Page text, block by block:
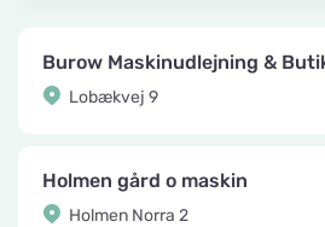
Burow Maskinudlejning &
Lobækvej 9
Holmen gård o maskin
Holmen Norra 2